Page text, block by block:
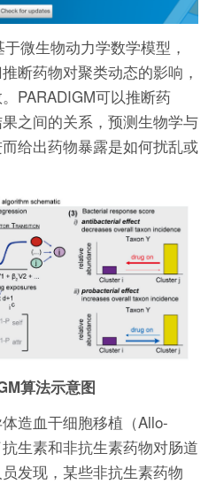
微生物动力学数学模型，
断药物对聚类动态的影响，
PARADIGM可以推断药
之间的关系，预测生物学与
给出药物暴露是如何扰乱或
算法示意图
造血干细胞移植（Allo-
生素和非抗生素药物对肠道
发现，某些非抗生素药物